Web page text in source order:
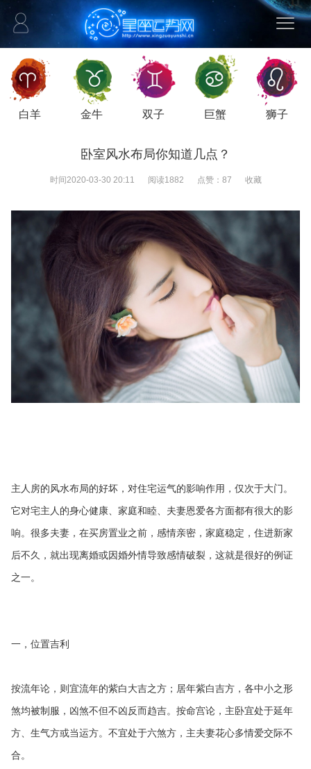
白羊 金牛 双子 巨蟹 狮子
卧室风水布局你知道几点？
时间2020-03-30 20:11 阅读1882 点赞： 87 收藏
主人房的风水布局的好坏，对住宅运气的影响作用，仅次于大门。
它对宅主人的身心健康、家庭和睦、夫妻恩爱各方面都有很大的影
响。很多夫妻，在买房置业之前，感情亲密，家庭稳定，住进新家
后不久，就出现离婚或因婚外情导致感情破裂，这就是很好的例证
之一。
一，位置吉利
按流年论，则宜流年的紫白大吉之方；居年紫白吉方，各中小之形
煞均被制服，凶煞不但不凶反而趋吉。按命宫论，主卧宜处于延年
方、生气方或当运方。不宜处于六煞方，主夫妻花心多情爱交际不
合。